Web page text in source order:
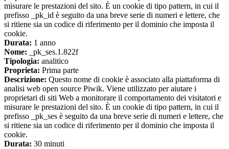
misurare le prestazioni del sito. È un cookie di tipo pattern, in cui il
prefisso _pk_id è seguito da una breve serie di numeri e lettere, che
si ritiene sia un codice di riferimento per il dominio che imposta il
cookie.
Durata: 1 anno
Nome: _pk_ses.1.822f
Tipologia: analitico
Proprieta: Prima parte
Descrizione: Questo nome di cookie è associato alla piattaforma di
analisi web open source Piwik. Viene utilizzato per aiutare i
proprietari di siti Web a monitorare il comportamento dei visitatori e
misurare le prestazioni del sito. È un cookie di tipo pattern, in cui il
prefisso _pk_ses è seguito da una breve serie di numeri e lettere, che
si ritiene sia un codice di riferimento per il dominio che imposta il
cookie.
Durata: 30 minuti